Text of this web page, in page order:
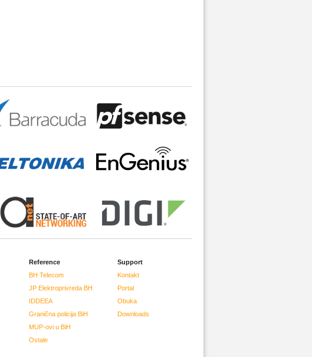
Reference
BH Telecom
JP Elektroprivreda BH
IDDEEA
Granična policija BiH
MUP-ovi u BiH
Ostale
Support
Kontakt
Portal
Obuka
Downloads